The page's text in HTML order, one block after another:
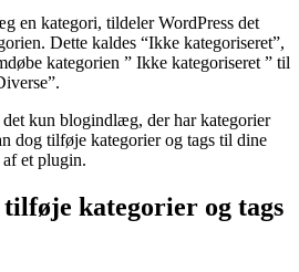
en kategori, tildeler WordPress det
Dette kaldes “Ikke kategoriseret”,
kategorien ” Ikke kategoriseret ” til
det kun blogindlæg, der har kategorier
dog tilføje kategorier og tags til dine
et plugin.
kategorier og tags